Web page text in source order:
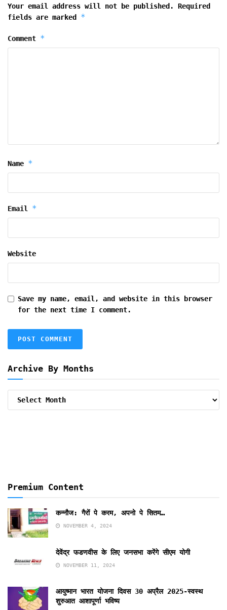
Your email address will not be published.
Required
fields are marked *
Comment *
Name *
Email *
Website
Save my name, email, and website in this browser
for the next time I comment.
Archive By Months
Archive
Premium Content
कन्नौज: गैरों पे करम, अपनो पे सितम…
NOVEMBER 4, 2024
देवेंद्र फडणवीस के लिए जनसभा करेंगे सीएम योगी
NOVEMBER 11, 2024
आयुष्मान भारत योजना दिवस 30 अप्रैल 2025-स्वस्थ
शुरुआत आशापूर्णा भविष्य